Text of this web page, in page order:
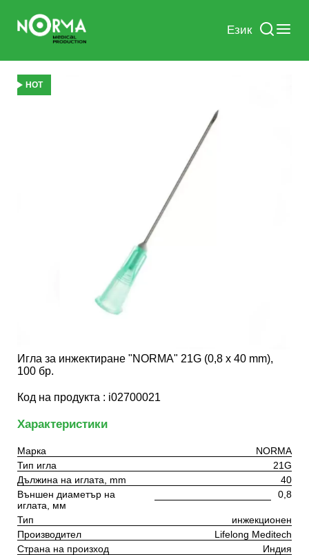
Език
HOT
Игла за инжектиране "NORMA" 21G (0,8 x 40 mm),
100 бр.
Код на продукта : i02700021
Характеристики
Марка
NORMA
Тип игла
21G
Дължина на иглата, mm
40
Външен диаметър на
иглата, мм
0,8
Тип
инжекционен
Производител
Lifelong Meditech
Страна на произход
Индия